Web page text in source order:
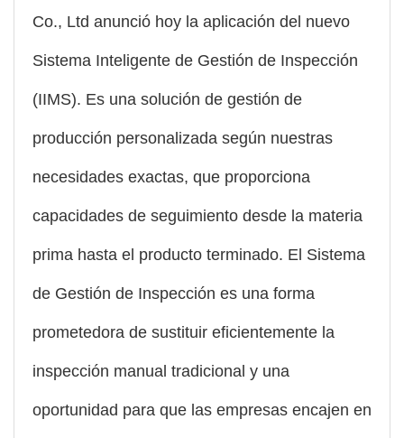
Co., Ltd anunció hoy la aplicación del nuevo
Sistema Inteligente de Gestión de Inspección
(IIMS). Es una solución de gestión de
producción personalizada según nuestras
necesidades exactas, que proporciona
capacidades de seguimiento desde la materia
prima hasta el producto terminado. El Sistema
de Gestión de Inspección es una forma
prometedora de sustituir eficientemente la
inspección manual tradicional y una
oportunidad para que las empresas encajen en